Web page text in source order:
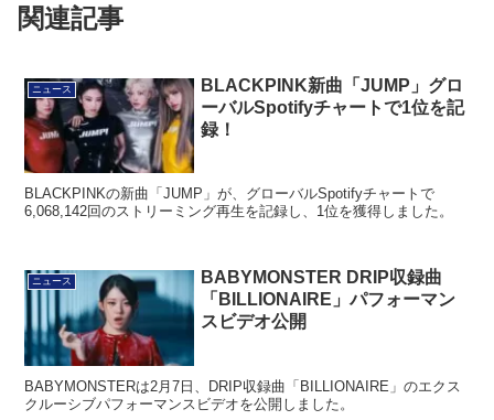
関連記事
ニュース
BLACKPINK新曲「JUMP」グロ
ーバルSpotifyチャートで1位を記
録！
BLACKPINKの新曲「JUMP」が、グローバルSpotifyチャートで
6,068,142回のストリーミング再生を記録し、1位を獲得しました。
ニュース
BABYMONSTER DRIP収録曲
「BILLIONAIRE」パフォーマン
スビデオ公開
BABYMONSTERは2月7日、DRIP収録曲「BILLIONAIRE」のエクス
クルーシブパフォーマンスビデオを公開しました。